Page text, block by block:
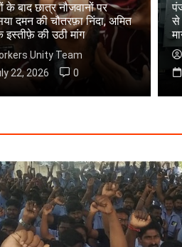
के बाद छात्र नौजवानों पर
दमन की चौतरफ़ा निंदा, अमित
इस्तीफ़े की उठी मांग
Unity Team
22, 2026
0
से